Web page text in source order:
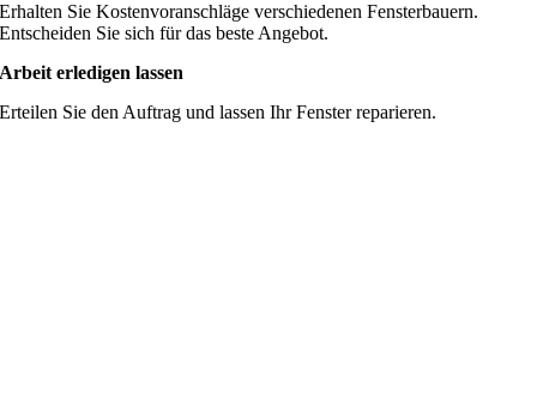
Erhalten Sie Kostenvoranschläge verschiedenen Fensterbauern.
Entscheiden Sie sich für das beste Angebot.
Arbeit erledigen lassen
Erteilen Sie den Auftrag und lassen Ihr Fenster reparieren.